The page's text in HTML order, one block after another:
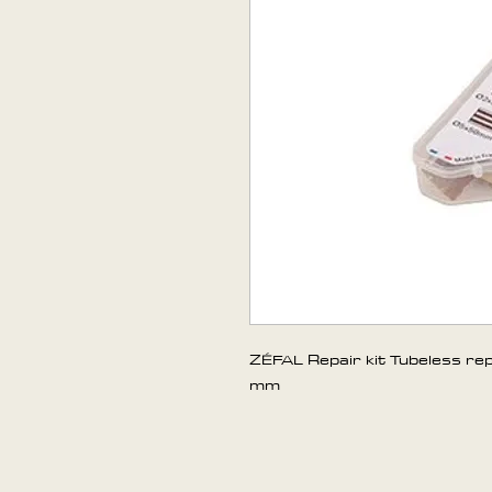
ZÉFAL Repair kit Tubeless
mm